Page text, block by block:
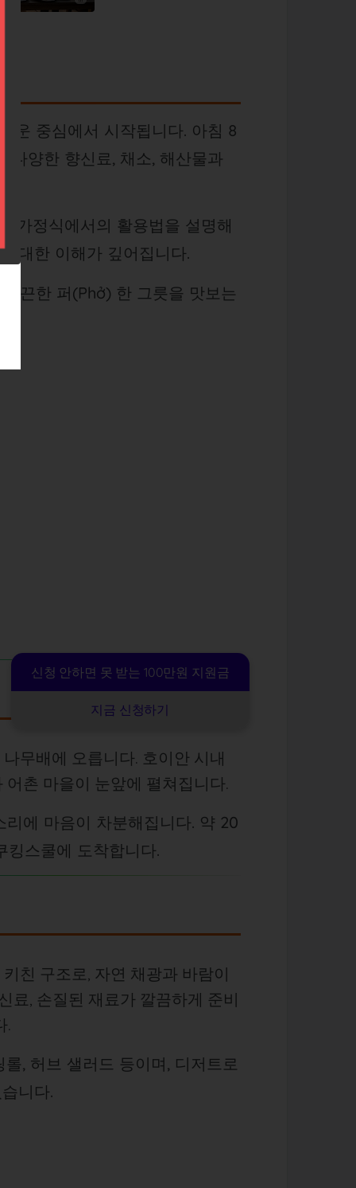
신청 안하면 못 받는 100만원 지원금
지금 신청하기
운 중심에서 시작됩니다. 아침 8
다양한 향신료, 채소, 해산물과
가정식에서의 활용법을 설명해
대한 이해가 깊어집니다.
끈한 퍼(Phở) 한 그릇을 맛보는
무배에 오릅니다. 호이안 시내
촌 마을이 눈앞에 펼쳐집니다.
에 마음이 차분해집니다. 약 20
스쿨에 도착합니다.
친 구조로, 자연 채광과 바람이
료, 손질된 재료가 깔끔하게 준비
.
, 허브 샐러드 등이며, 디저트로
니다.